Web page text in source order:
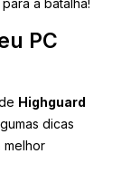
a batalha!
PC
Highguard
dicas
melhor